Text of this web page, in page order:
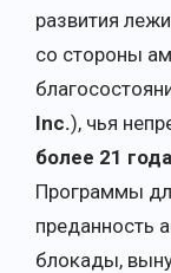
развития
со стороны
Inc.), чья
более 21 года
Программы
преданность
блокады,